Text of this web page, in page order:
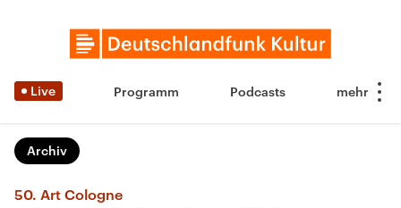
Live Programm Podcasts
Archiv
50. Art Cologne